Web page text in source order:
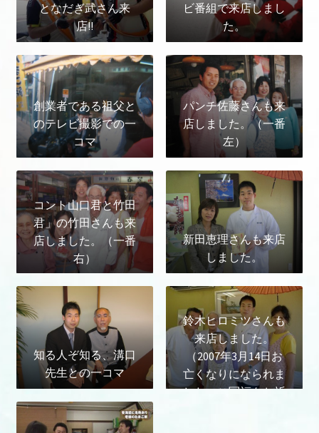
となだぎ武さん来
店!!
ビ番組で来店しまし
た。
創業者である祖父と
のテレビ撮影での一
コマ
パンチ佐藤さんも来
店しました。（一番
左）
コント山口君と竹田
君」の竹田さんも来
店しました。（一番
右）
新田恵理さんも来店
しました。
知る人ぞ知る、溝口
先生との一コマ
鈴木ヒロミツさんも
来店しました。
（2007年3月14日お
亡くなりになられま
した。ご冥福をお祈